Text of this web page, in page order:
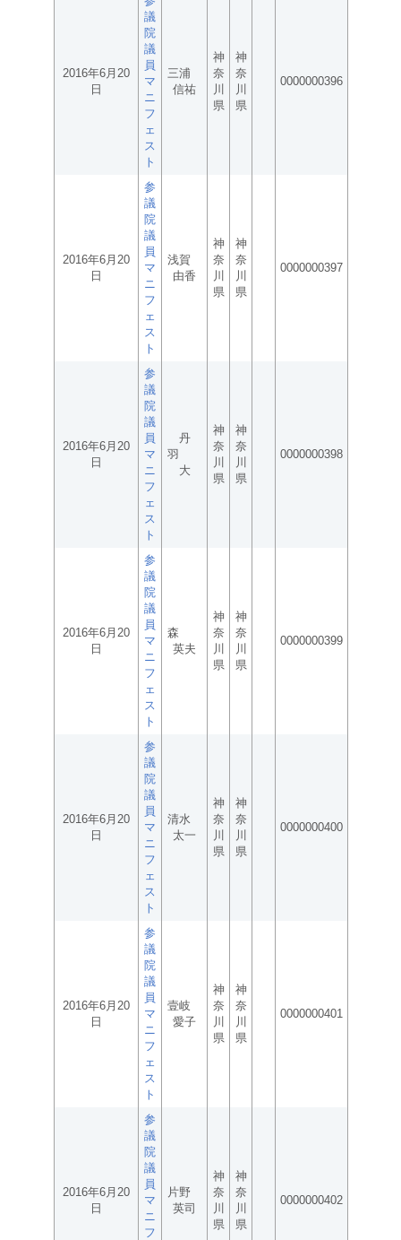
2016年6月20
日
議
院
議
員
マ
ニ
フ
ェ
ス
ト
三浦
信祐
神
奈
川
県
神
奈
川
県
0000000396
2016年6月20
日
参
議
院
議
員
マ
ニ
フ
ェ
ス
ト
浅賀
由香
神
奈
川
県
神
奈
川
県
0000000397
2016年6月20
日
参
議
院
議
員
マ
ニ
フ
ェ
ス
ト
丹
羽
大
神
奈
川
県
神
奈
川
県
0000000398
2016年6月20
日
参
議
院
議
員
マ
ニ
フ
ェ
ス
ト
森
英夫
神
奈
川
県
神
奈
川
県
0000000399
2016年6月20
日
参
議
院
議
員
マ
ニ
フ
ェ
ス
ト
清水
太一
神
奈
川
県
神
奈
川
県
0000000400
2016年6月20
日
参
議
院
議
員
マ
ニ
フ
ェ
ス
ト
壹岐
愛子
神
奈
川
県
神
奈
川
県
0000000401
2016年6月20
日
参
議
院
議
員
マ
ニ
フ
片野
英司
神
奈
川
県
神
奈
川
県
0000000402